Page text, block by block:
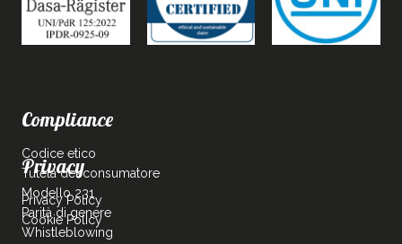
Compliance
Codice etico
Tutela del consumatore
Modello 231
Parità di genere
Whistleblowing
Privacy
Privacy Policy
Cookie Policy